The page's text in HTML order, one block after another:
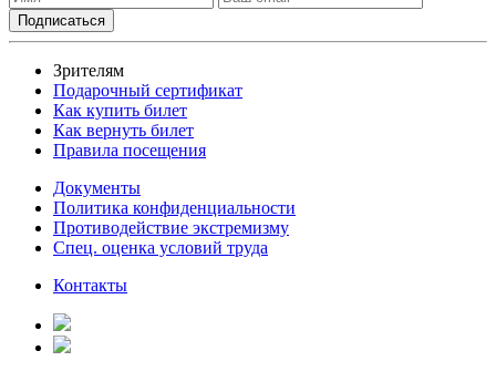
Зрителям
Подарочный сертификат
Как купить билет
Как вернуть билет
Правила посещения
Документы
Политика конфиденциальности
Противодействие экстремизму
Спец. оценка условий труда
Контакты